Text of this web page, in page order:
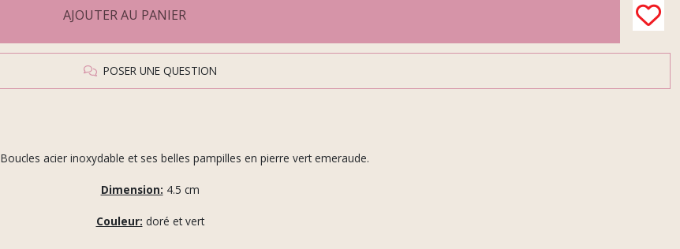
AJOUTER AU PANIER
POSER UNE QUESTION
Boucles acier inoxydable et ses belles pampilles en pierre vert emeraude.
Dimension: 4.5 cm
Couleur: doré et vert